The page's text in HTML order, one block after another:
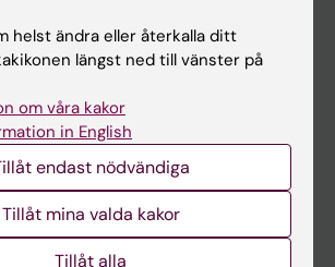
helst ändra eller återkalla ditt
längst ned till vänster på
om våra kakor
in English
endast nödvändiga
Tillåt mina valda kakor
Tillåt alla